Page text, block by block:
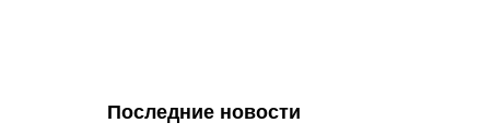
Последние новости